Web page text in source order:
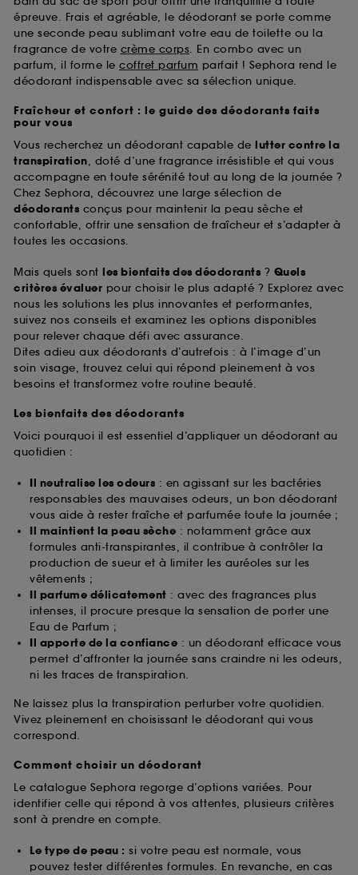
épreuve. Frais et agréable, le déodorant se porte comme
une seconde peau sublimant votre eau de toilette ou la
fragrance de votre crème corps. En combo avec un
parfum, il forme le coffret parfum parfait ! Sephora rend le
déodorant indispensable avec sa sélection unique.
Fraîcheur et confort : le guide des déodorants faits
pour vous
Vous recherchez un déodorant capable de lutter contre la
transpiration, doté d’une fragrance irrésistible et qui vous
accompagne en toute sérénité tout au long de la journée ?
Chez Sephora, découvrez une large sélection de
déodorants conçus pour maintenir la peau sèche et
confortable, offrir une sensation de fraîcheur et s’adapter à
toutes les occasions.
Mais quels sont les bienfaits des déodorants ? Quels
critères évaluer pour choisir le plus adapté ? Explorez avec
nous les solutions les plus innovantes et performantes,
suivez nos conseils et examinez les options disponibles
pour relever chaque défi avec assurance.
Dites adieu aux déodorants d’autrefois : à l’image d’un
soin visage, trouvez celui qui répond pleinement à vos
besoins et transformez votre routine beauté.
Les bienfaits des déodorants
Voici pourquoi il est essentiel d’appliquer un déodorant au
quotidien :
Il neutralise les odeurs : en agissant sur les bactéries
responsables des mauvaises odeurs, un bon déodorant
vous aide à rester fraîche et parfumée toute la journée ;
Il maintient la peau sèche : notamment grâce aux
formules anti-transpirantes, il contribue à contrôler la
production de sueur et à limiter les auréoles sur les
vêtements ;
Il parfume délicatement : avec des fragrances plus
intenses, il procure presque la sensation de porter une
Eau de Parfum ;
Il apporte de la confiance : un déodorant efficace vous
permet d’affronter la journée sans craindre ni les odeurs,
ni les traces de transpiration.
Ne laissez plus la transpiration perturber votre quotidien.
Vivez pleinement en choisissant le déodorant qui vous
correspond.
Comment choisir un déodorant
Le catalogue Sephora regorge d’options variées. Pour
identifier celle qui répond à vos attentes, plusieurs critères
sont à prendre en compte.
Le type de peau : si votre peau est normale, vous
pouvez tester différentes formules. En revanche, en cas